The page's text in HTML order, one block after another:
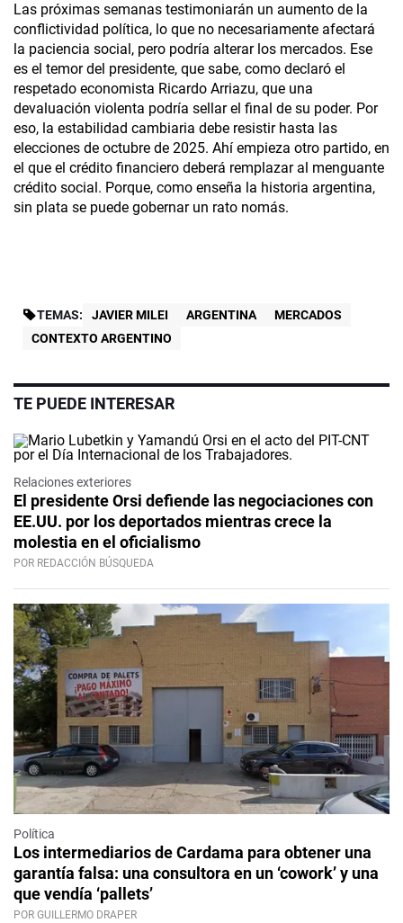
Las próximas semanas testimoniarán un aumento de la
conflictividad política, lo que no necesariamente afectará
la paciencia social, pero podría alterar los mercados. Ese
es el temor del presidente, que sabe, como declaró el
respetado economista Ricardo Arriazu, que una
devaluación violenta podría sellar el final de su poder. Por
eso, la estabilidad cambiaria debe resistir hasta las
elecciones de octubre de 2025. Ahí empieza otro partido, en
el que el crédito financiero deberá remplazar al menguante
crédito social. Porque, como enseña la historia argentina,
sin plata se puede gobernar un rato nomás.
TEMAS: JAVIER MILEI ARGENTINA
MERCADOS
CONTEXTO ARGENTINO
TE PUEDE INTERESAR
Relaciones exteriores
El presidente Orsi defiende las negociaciones con
EE.UU. por los deportados mientras crece la
molestia en el oficialismo
POR REDACCIÓN BÚSQUEDA
Política
Los intermediarios de Cardama para obtener una
garantía falsa: una consultora en un ‘cowork’ y una
que vendía ‘pallets’
POR GUILLERMO DRAPER